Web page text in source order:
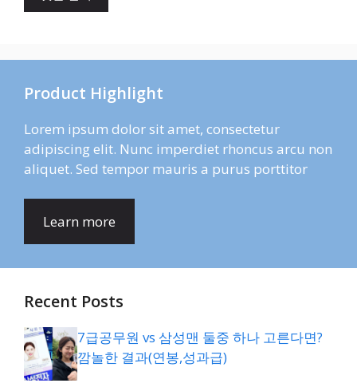
Product Highlight
Lorem ipsum dolor sit amet, consectetur
adipiscing elit. Nunc imperdiet rhoncus arcu non
aliquet. Sed tempor mauris a purus porttitor
Learn more
Recent Posts
7급공무원 vs 삼성맨 둘중 하나 고른다면?
깜놀한 결과(연봉,성과급)